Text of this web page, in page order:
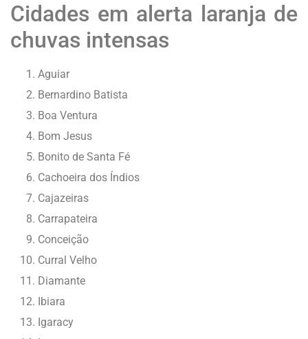
Cidades em alerta laranja de
chuvas intensas
Aguiar
Bernardino Batista
Boa Ventura
Bom Jesus
Bonito de Santa Fé
Cachoeira dos Índios
Cajazeiras
Carrapateira
Conceição
Curral Velho
Diamante
Ibiara
Igaracy